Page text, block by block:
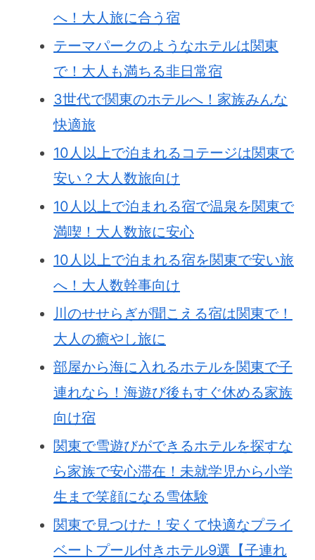
へ！大人旅に合う宿
テーマパークのようなホテルは関東
で！大人も満ちる非日常宿
3世代で関東のホテルへ！家族みんな
快適旅
10人以上で泊まれるコテージは関東で
安い？大人数旅向け
10人以上で泊まれる宿で温泉を関東で
満喫！大人数旅に安心
10人以上で泊まれる宿を関東で安い旅
へ！大人数幹事向け
川のせせらぎが聞こえる宿は関東で！
大人の癒やし旅に
部屋から海に入れるホテルを関東で子
連れなら！海遊び後もすぐ休める家族
向け宿
関東で雪遊びができるホテルを探すな
ら家族で安心滞在！未就学児から小学
生まで笑顔になる雪体験
関東で見つけた！安くて快適なプライ
ベートプール付きホテル9選【子連れ